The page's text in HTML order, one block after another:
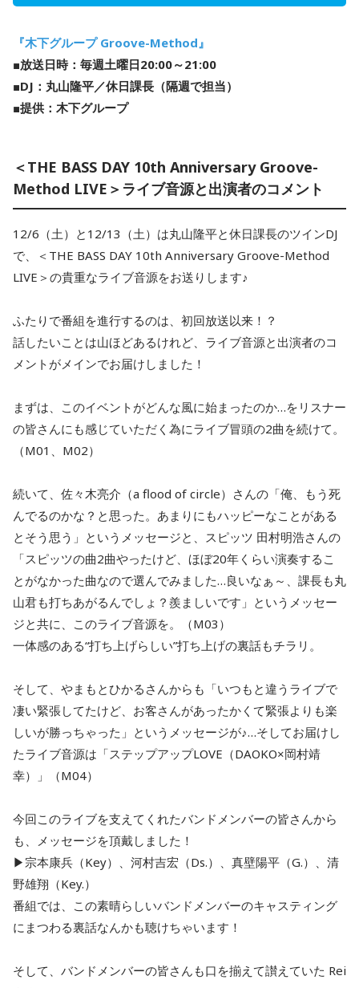
『木下グループ Groove-Method』
■放送日時：毎週土曜日20:00～21:00
■DJ：丸山隆平／休日課長（隔週で担当）
■提供：木下グループ
＜THE BASS DAY 10th Anniversary Groove-
Method LIVE＞ライブ音源と出演者のコメント
12/6（土）と12/13（土）は丸山隆平と休日課長のツインDJ
で、＜THE BASS DAY 10th Anniversary Groove-Method
LIVE＞の貴重なライブ音源をお送りします♪
ふたりで番組を進行するのは、初回放送以来！？
話したいことは山ほどあるけれど、ライブ音源と出演者のコ
メントがメインでお届けしました！
まずは、このイベントがどんな風に始まったのか…をリスナー
の皆さんにも感じていただく為にライブ冒頭の2曲を続けて。
（M01、M02）
続いて、佐々木亮介（a flood of circle）さんの「俺、もう死
んでるのかな？と思った。あまりにもハッピーなことがある
とそう思う」というメッセージと、スピッツ 田村明浩さんの
「スピッツの曲2曲やったけど、ほぼ20年くらい演奏するこ
とがなかった曲なので選んでみました…良いなぁ～、課長も丸
山君も打ちあがるんでしょ？羨ましいです」というメッセー
ジと共に、このライブ音源を。（M03）
一体感のある“打ち上げらしい”打ち上げの裏話もチラリ。
そして、やまもとひかるさんからも「いつもと違うライブで
凄い緊張してたけど、お客さんがあったかくて緊張よりも楽
しいが勝っちゃった」というメッセージが♪…そしてお届けし
たライブ音源は「ステップアップLOVE（DAOKO×岡村靖
幸）」（M04）
今回このライブを支えてくれたバンドメンバーの皆さんから
も、メッセージを頂戴しました！
▶宗本康兵（Key）、河村吉宏（Ds.）、真壁陽平（G.）、清
野雄翔（Key.）
番組では、この素晴らしいバンドメンバーのキャスティング
にまつわる裏話なんかも聴けちゃいます！
そして、バンドメンバーの皆さんも口を揃えて讃えていた Rei